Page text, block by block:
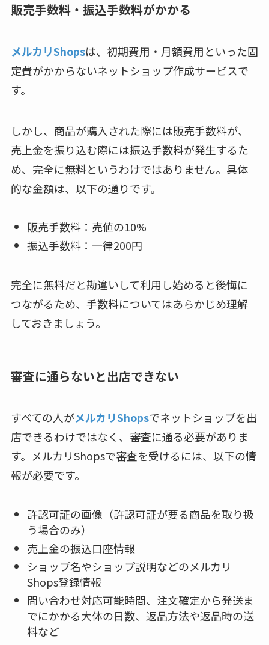
販売手数料・振込手数料がかかる
メルカリShopsは、初期費用・月額費用といった固
定費がかからないネットショップ作成サービスで
す。
しかし、商品が購入された際には販売手数料が、
売上金を振り込む際には振込手数料が発生するた
め、完全に無料というわけではありません。具体
的な金額は、以下の通りです。
販売手数料：売値の10%
振込手数料：一律200円
完全に無料だと勘違いして利用し始めると後悔に
つながるため、手数料についてはあらかじめ理解
しておきましょう。
審査に通らないと出店できない
すべての人がメルカリShopsでネットショップを出
店できるわけではなく、審査に通る必要がありま
す。メルカリShopsで審査を受けるには、以下の情
報が必要です。
許認可証の画像（許認可証が要る商品を取り扱
う場合のみ）
売上金の振込口座情報
ショップ名やショップ説明などのメルカリ
Shops登録情報
問い合わせ対応可能時間、注文確定から発送ま
でにかかる大体の日数、返品方法や返品時の送
料など